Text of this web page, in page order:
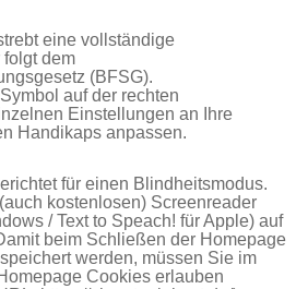
eine vollständige
folgt dem
(BFSG).
auf der rechten
Einstellungen an Ihre
Handikaps anpassen.
für einen Blindheitsmodus.
kostenlosen) Screenreader
/ Text to Speach! für Apple) auf
beim Schließen der Homepage
werden, müssen Sie im
Cookies erlauben